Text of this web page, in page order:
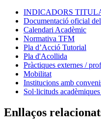
INDICADORS
Documentació oficial
Calendari Acadèmic
Normativa TFM
Pla d’Acció Tutorial
Pla d'Acollida
Pràctiques externes /
Mobilitat
Institucions amb
Sol·licituds
Enllaços